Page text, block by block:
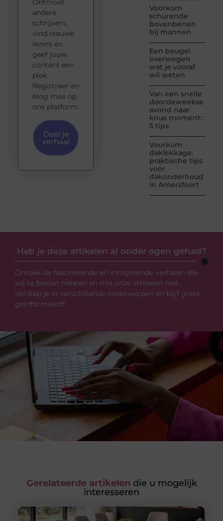
Voorkom
schurende
bovenbenen
bij mannen
Een beugel
overwegen
wat je vooraf
wil weten
Van een snelle
doordeweekse
avond naar
knus moment:
5 tips
Voorkom
daklekkage:
praktische tips
voor
dakonderhoud
in Amersfoort
andere
schrijvers,
vind nieuwe
lezers en
geef jouw
content een
plek.
Registreer en
blog mee op
ons platform.
Deel je
verhaal
Heb je deze artikelen al onder ogen gehad?
Ontdek de fascinerende en intrigerende verhalen die
wij te bieden hebben en mis onze artikelen niet.
Verdiep je in verschillende onderwerpen en blijf goed
geïnformeerd!
Gerelateerde artikelen die u mogelijk
interesseren